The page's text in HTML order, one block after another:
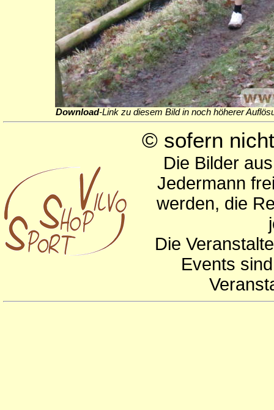
Download-Link zu diesem Bild in noch höherer
© sofern
Die Bilder
Jedermann
werden, die
Die
Events